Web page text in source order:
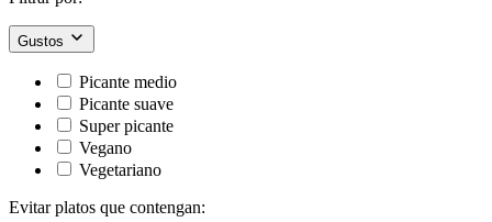
Gustos
Picante medio
Picante suave
Super picante
Vegano
Vegetariano
Evitar platos que contengan: